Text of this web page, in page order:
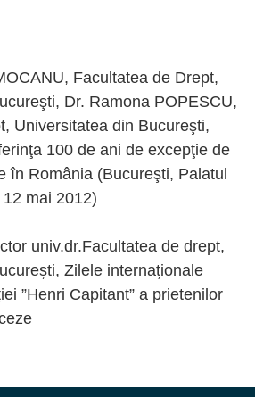
Facultatea de Drept,
Dr. Ramona POPESCU,
Universitatea din Bucureşti,
100 de ani de excepţie de
în România (Bucureşti, Palatul
mai 2012)
univ.dr.Facultatea de drept,
Zilele internaționale
”Henri Capitant” a prietenilor